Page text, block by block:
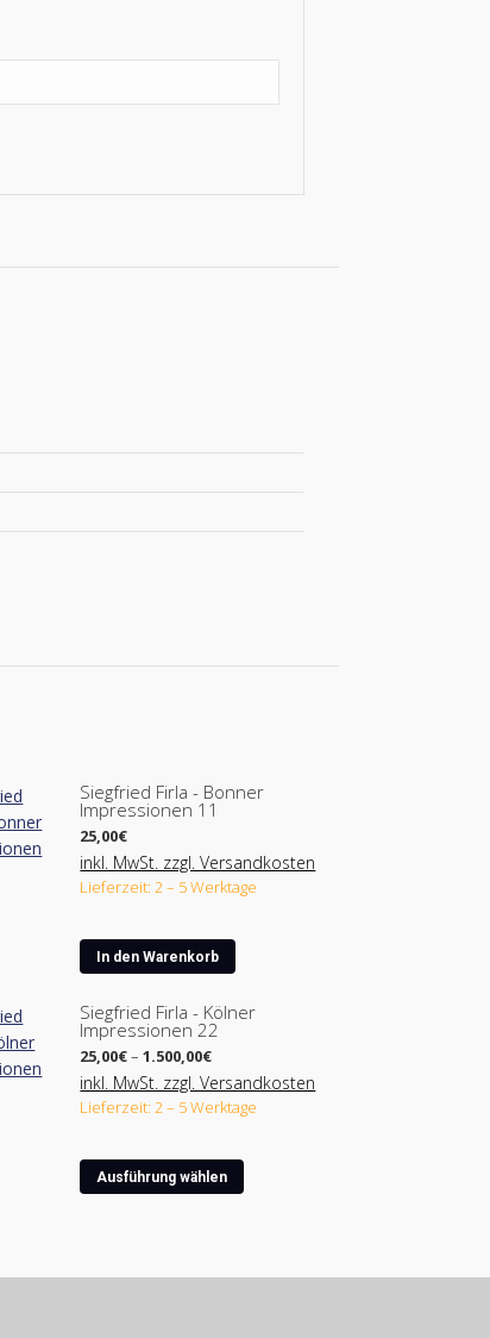
Siegfried Firla - Bonner
Impressionen 11
25,00€
inkl. MwSt. zzgl. Versandkosten
Lieferzeit: 2 – 5 Werktage
In den Warenkorb
Siegfried Firla - Kölner
Impressionen 22
25,00€–1.500,00€Preisspanne:
25,00€
bis
1.500,00€
inkl. MwSt. zzgl. Versandkosten
Lieferzeit: 2 – 5 Werktage
Ausführung wählen
Dieses
Produkt
Varianten